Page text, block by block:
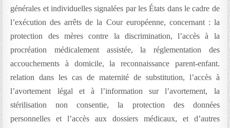
générales et individuelles signalées par les États dans le cadre de
l’exécution des arrêts de la Cour européenne, concernant : la
protection des mères contre la discrimination, l’accès à la
procréation médicalement assistée, la réglementation des
accouchements à domicile, la reconnaissance parent-enfant.
relation dans les cas de maternité de substitution, l’accès à
l’avortement légal et à l’information sur l’avortement, la
stérilisation non consentie, la protection des données
personnelles et l’accès aux dossiers médicaux, et d’autres